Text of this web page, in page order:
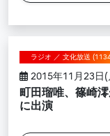
ラジオ ／ 文化放送
2015年11月23日
町田瑠唯、篠崎
に出演